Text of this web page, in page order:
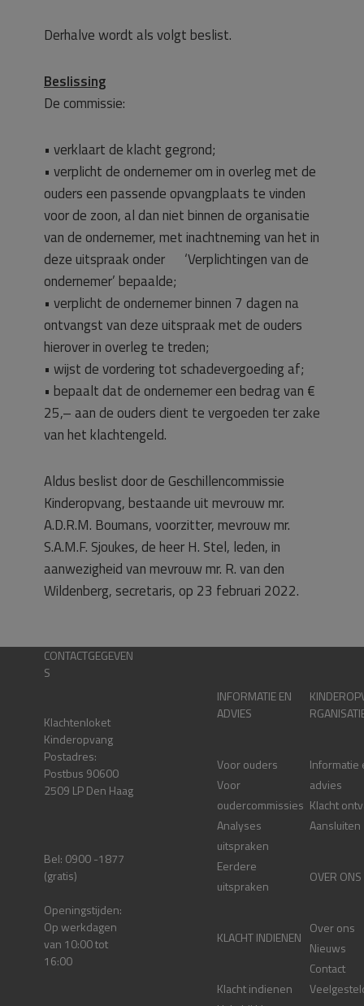
Derhalve wordt als volgt beslist.
Beslissing
De commissie:
• verklaart de klacht gegrond;
• verplicht de ondernemer om in overleg met de
ouders een passende opvangplaats te vinden
voor de zoon, al dan niet binnen de organisatie
van de ondernemer, met inachtneming van het in
deze uitspraak onder ‘Verplichtingen van de
ondernemer’ bepaalde;
• verplicht de ondernemer binnen 7 dagen na
ontvangst van deze uitspraak met de ouders
hierover in overleg te treden;
• wijst de vordering tot schadevergoeding af;
• bepaalt dat de ondernemer een bedrag van €
25,– aan de ouders dient te vergoeden ter zake
van het klachtengeld.
Aldus beslist door de Geschillencommissie
Kinderopvang, bestaande uit mevrouw mr.
A.D.R.M. Boumans, voorzitter, mevrouw mr.
S.A.M.F. Sjoukes, de heer H. Stel, leden, in
aanwezigheid van mevrouw mr. R. van den
Wildenberg, secretaris, op 23 februari 2022.
CONTACTGEGEVEN
S
Klachtenloket
Kinderopvang
Postadres:
Postbus 90600
2509 LP Den Haag
Bel: 0900 -1877
(gratis)
Openingstijden:
Op werkdagen
van 10:00 tot
16:00
INFORMATIE EN
ADVIES
Voor ouders
Voor
oudercommissies
Analyses
uitspraken
Eerdere
uitspraken
KLACHT INDIENEN
Klacht indienen
Informatie
advies
Klacht
Aansluiten
OVER ONS
Over ons
Nieuws
Contact